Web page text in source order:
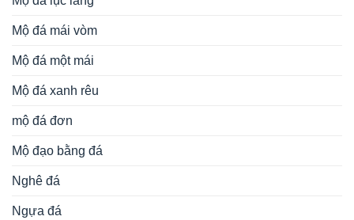
Mộ đá mái vòm
Mộ đá một mái
Mộ đá xanh rêu
mộ đá đơn
Mộ đạo bằng đá
Nghê đá
Ngựa đá